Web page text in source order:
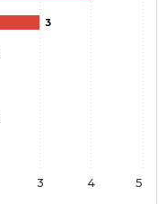
3
3 4 5